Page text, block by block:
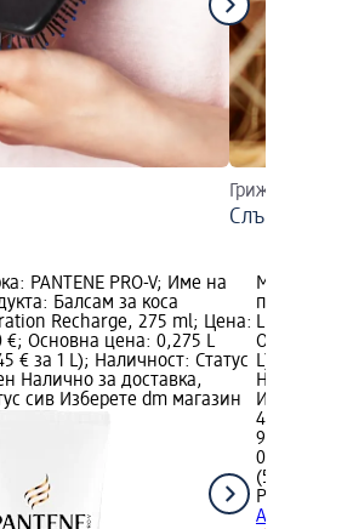
Грижа за
PANTENE PRO-V; Име на
Балсам за коса
Recharge, 275 ml; Цена:
€; Основна цена: 0,275 L
€ за 1 L); Наличност: Статус
Налично за доставка,
сив Изберете dm магазин
Марка:
продукта:
Light, 275
Основна
L);
Налично
Изберете
4,80 €
9,39 лв.
0,16 L
(58,67 лв.
PANTENE
Aqua Light,